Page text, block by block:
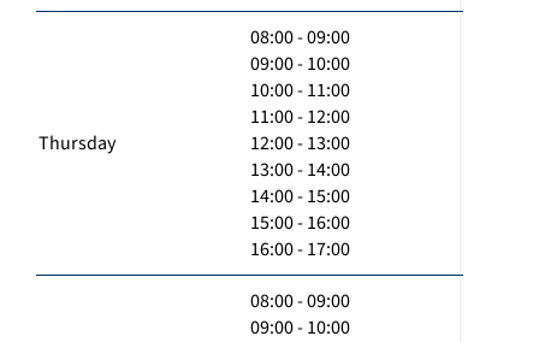
Thursday
08:00 - 09:00
09:00 - 10:00
10:00 - 11:00
11:00 - 12:00
12:00 - 13:00
13:00 - 14:00
14:00 - 15:00
15:00 - 16:00
16:00 - 17:00
08:00 - 09:00
09:00 - 10:00